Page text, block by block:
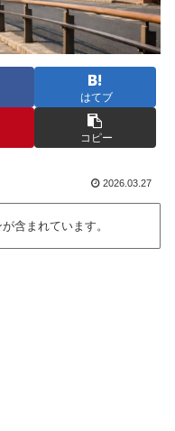
はてブ
コピー
2026.03.27
含まれています。